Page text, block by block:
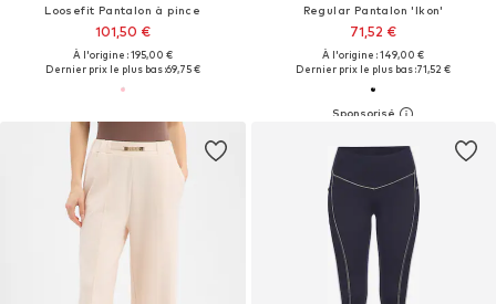
Loosefit Pantalon à pince
101,50 €
À l'origine : 195,00 €
Dernier prix le plus bas :69,75 €
Regular Pantalon 'Ikon'
71,52 €
À l'origine : 149,00 €
Dernier prix le plus bas :71,52 €